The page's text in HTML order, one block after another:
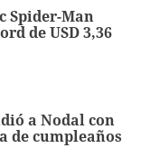
Spider-Man
de USD 3,36
a Nodal con
de cumpleaños